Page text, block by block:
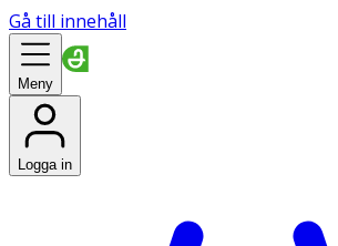
Gå till innehåll
Meny
Logga in